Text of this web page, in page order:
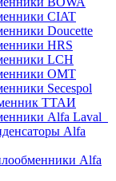
CIAT
Doucette
HRS
LCH
OMT
Secespol
ТТАИ
Alfa Laval
Alfa
Alfa